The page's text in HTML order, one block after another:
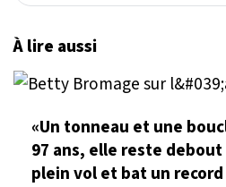
À lire aussi
«Un tonneau et une
97 ans, elle reste
plein vol et bat un